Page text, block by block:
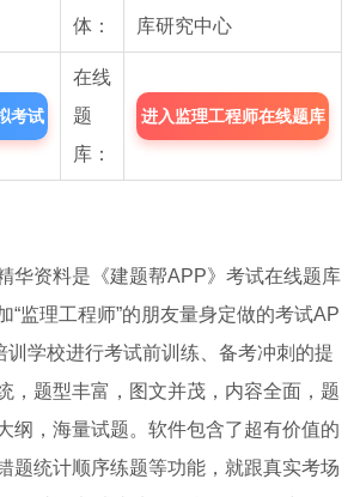
体：
库研究中心
考试
在线
题
库：
进入监理工程师在线题库
华资料是《建题帮APP》考试在线题库
“监理工程师”的朋友量身定做的考试AP
训学校进行考试前训练、备考冲刺的提
，题型丰富，图文并茂，内容全面，题
纲，海量试题。软件包含了超有价值的
题统计顺序练题等功能，就跟真实考场